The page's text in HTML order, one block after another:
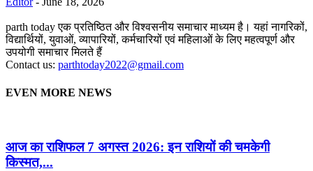
parth today एक प्रतिष्ठित और विश्वसनीय समाचार माध्यम है। यहां नागरिकों,
विद्यार्थियों, युवाओं, व्यापारियों, कर्मचारियों एवं महिलाओं के लिए महत्वपूर्ण और
उपयोगी समाचार मिलते हैं
Contact us: parthtoday2022@gmail.com
EVEN MORE NEWS
आज का राशिफल 7 अगस्त 2026: इन राशियों की चमकेगी
किस्मत,...